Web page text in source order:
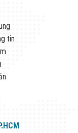
tin